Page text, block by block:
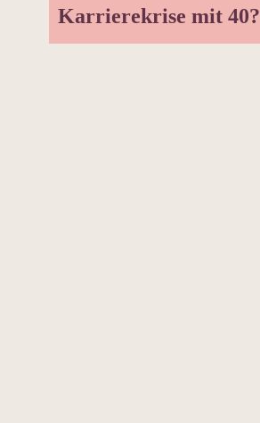
Karrierekrise mit 40?